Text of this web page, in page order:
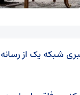
شبکه یک از رسانه